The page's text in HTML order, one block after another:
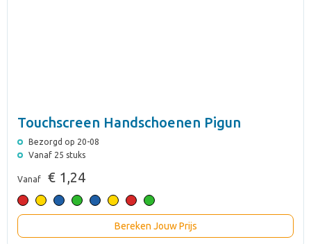
Touchscreen Handschoenen Pigun
Bezorgd op 20-08
Vanaf 25 stuks
Vanaf € 1,24
Bereken Jouw Prijs